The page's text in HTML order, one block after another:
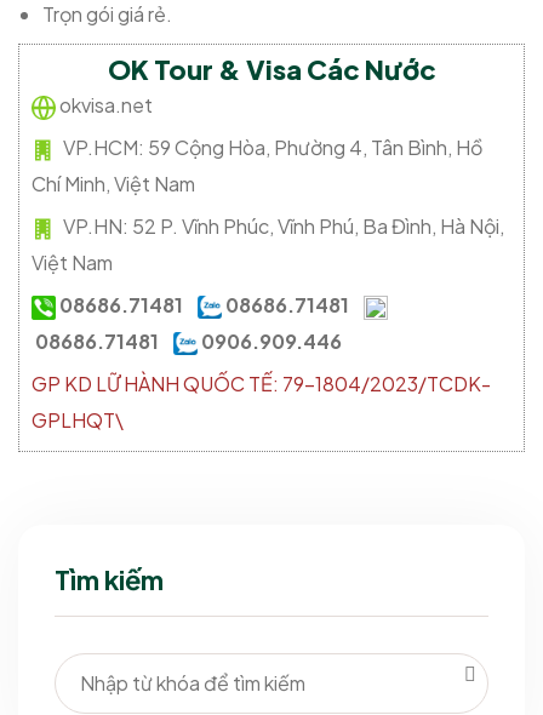
Trọn gói giá rẻ.
OK Tour & Visa Các Nước
okvisa.net
VP.HCM: 59 Cộng Hòa, Phường 4, Tân Bình, Hồ
Chí Minh, Việt Nam
VP.HN: 52 P. Vĩnh Phúc, Vĩnh Phú, Ba Đình, Hà Nội,
Việt Nam
08686.71481
08686.71481
08686.71481
0906.909.446
GP KD LỮ HÀNH QUỐC TẾ: 79-1804/2023/TCDK-
GPLHQT\
Tìm kiếm